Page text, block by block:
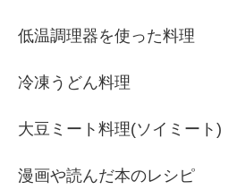
低温調理器を使った料理
冷凍うどん料理
大豆ミート料理(ソイミート)
漫画や読んだ本のレシピ